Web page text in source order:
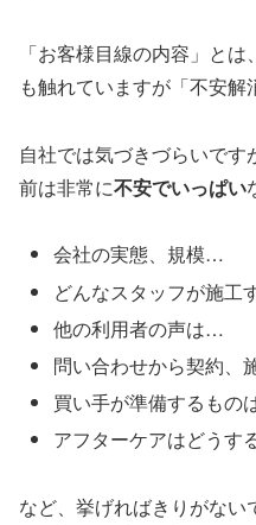
「お客様目線の内容」とは、
も触れていますが「不安解
自社では気づきづらいで
前は非常に不安でいっぱい
会社の実態、規模…
どんなスタッフが施工
他の利用者の声は…
問い合わせから契約、
買い手が準備するもの
アフターケアはどうす
など、挙げればきりがな